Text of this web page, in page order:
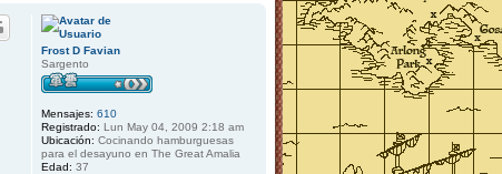
Frost D Favian
Sargento
Mensajes: 610
Registrado: Lun May 04, 2009 2:18 am
Ubicación: Cocinando hamburguesas
para el desayuno en The Great Amalia
Edad: 37